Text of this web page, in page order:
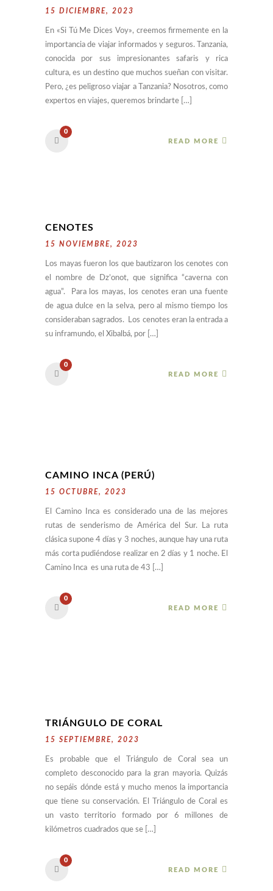
15 DICIEMBRE, 2023
En «Si Tú Me Dices Voy», creemos firmemente en la
importancia de viajar informados y seguros. Tanzania,
conocida por sus impresionantes safaris y rica
cultura, es un destino que muchos sueñan con visitar.
Pero, ¿es peligroso viajar a Tanzania? Nosotros, como
expertos en viajes, queremos brindarte […]
0
READ MORE
CENOTES
15 NOVIEMBRE, 2023
Los mayas fueron los que bautizaron los cenotes con
el nombre de Dz’onot, que significa “caverna con
agua”. Para los mayas, los cenotes eran una fuente
de agua dulce en la selva, pero al mismo tiempo los
consideraban sagrados. Los cenotes eran la entrada a
su inframundo, el Xibalbá, por […]
0
READ MORE
CAMINO INCA (PERÚ)
15 OCTUBRE, 2023
El Camino Inca es considerado una de las mejores
rutas de senderismo de América del Sur. La ruta
clásica supone 4 días y 3 noches, aunque hay una ruta
más corta pudiéndose realizar en 2 días y 1 noche. El
Camino Inca es una ruta de 43 […]
0
READ MORE
TRIÁNGULO DE CORAL
15 SEPTIEMBRE, 2023
Es probable que el Triángulo de Coral sea un
completo desconocido para la gran mayoria. Quizás
no sepáis dónde está y mucho menos la importancia
que tiene su conservación. El Triángulo de Coral es
un vasto territorio formado por 6 millones de
kilómetros cuadrados que se […]
0
READ MORE